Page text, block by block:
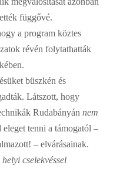
függővé.
a program köztes
révén folytathatták
büszkén és
Látszott, hogy
Rudabányán nem
tenni a támogatól –
– elvárásainak.
cselekvéssel